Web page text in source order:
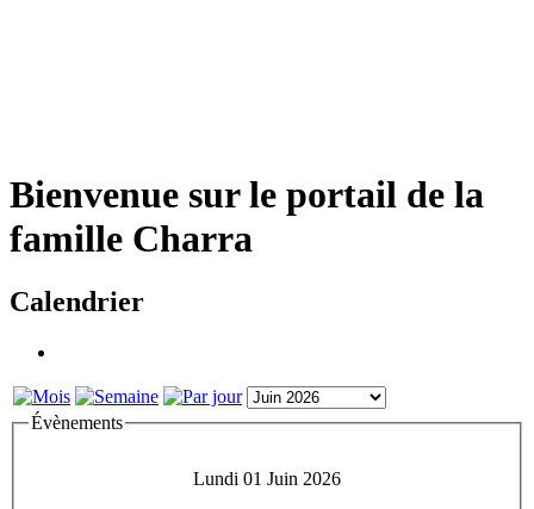
Bienvenue sur le portail de la
famille Charra
Calendrier
Évènements
Lundi 01 Juin 2026